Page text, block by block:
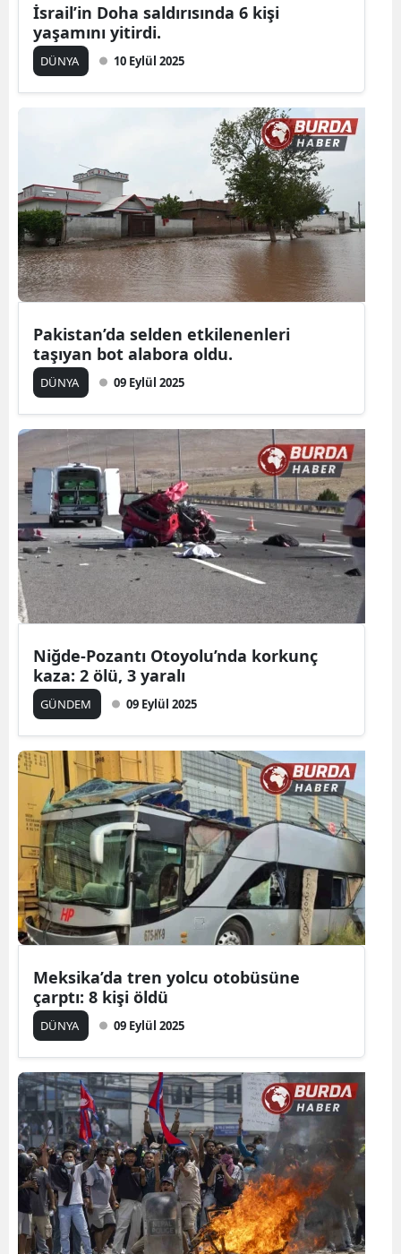
İsrail’in Doha saldırısında 6 kişi
yaşamını yitirdi.
DÜNYA 10 Eylül 2025
Pakistan’da selden etkilenenleri
taşıyan bot alabora oldu.
DÜNYA 09 Eylül 2025
Niğde-Pozantı Otoyolu’nda korkunç
kaza: 2 ölü, 3 yaralı
GÜNDEM 09 Eylül 2025
Meksika’da tren yolcu otobüsüne
çarptı: 8 kişi öldü
DÜNYA 09 Eylül 2025